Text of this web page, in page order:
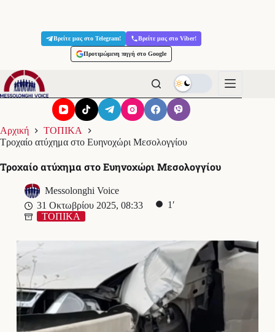
Βρείτε μας στο Telegram! Βρείτε μας στο Viber!
Προτιμώμενη πηγή στο Google
Αρχική
ΤΟΠΙΚΑ
Τροχαίο ατύχημα στο Ευηνοχώρι Μεσολογγίου
Τροχαίο ατύχημα στο Ευηνοχώρι Μεσολογγίου
Messolonghi Voice
31 Οκτωβρίου 2025, 08:33
1′
ΤΟΠΙΚΑ